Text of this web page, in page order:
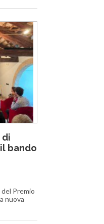
di
bando
Premio
nuova